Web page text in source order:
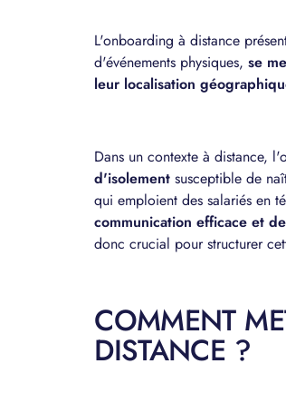
L'onboarding à distance
d'événements physiques,se
leur localisation
Dans un contexte à distance,
d'isolementsusceptible de
qui emploient des salariés en
communication efficace et de
donc crucial pour structurer
COMMENT
DISTANCE ?